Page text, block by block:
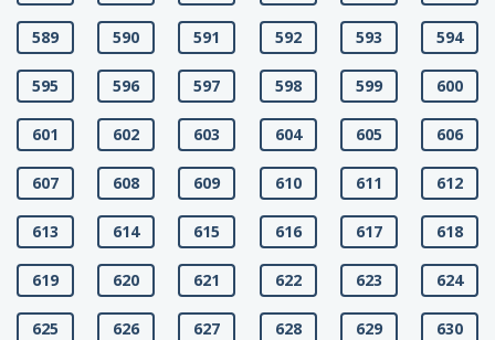
589 590 591 592 593 594
595 596 597 598 599 600
601 602 603 604 605 606
607 608 609 610 611 612
613 614 615 616 617 618
619 620 621 622 623 624
625 626 627 628 629 630